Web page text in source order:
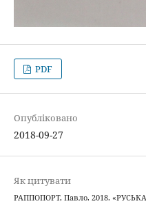
PDF
Опубліковано
2018-09-27
Як цитувати
РАППОПОРТ, Павло. 2018.